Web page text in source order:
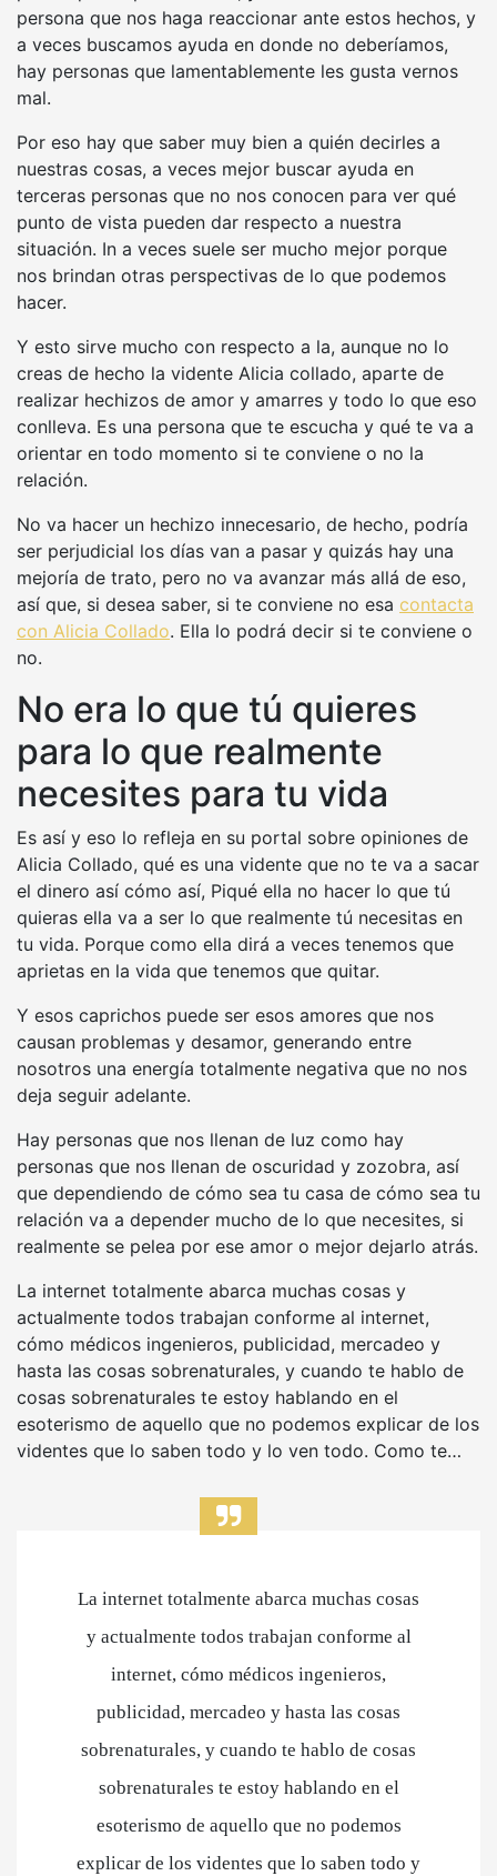
persona que nos haga reaccionar ante estos hechos, y
a veces buscamos ayuda en donde no deberíamos,
hay personas que lamentablemente les gusta vernos
mal.
Por eso hay que saber muy bien a quién decirles a
nuestras cosas, a veces mejor buscar ayuda en
terceras personas que no nos conocen para ver qué
punto de vista pueden dar respecto a nuestra
situación. In a veces suele ser mucho mejor porque
nos brindan otras perspectivas de lo que podemos
hacer.
Y esto sirve mucho con respecto a la, aunque no lo
creas de hecho la vidente Alicia collado, aparte de
realizar hechizos de amor y amarres y todo lo que eso
conlleva. Es una persona que te escucha y qué te va a
orientar en todo momento si te conviene o no la
relación.
No va hacer un hechizo innecesario, de hecho, podría
ser perjudicial los días van a pasar y quizás hay una
mejoría de trato, pero no va avanzar más allá de eso,
así que, si desea saber, si te conviene no esa contacta
con Alicia Collado. Ella lo podrá decir si te conviene o
no.
No era lo que tú quieres
para lo que realmente
necesites para tu vida
Es así y eso lo refleja en su portal sobre opiniones de
Alicia Collado, qué es una vidente que no te va a sacar
el dinero así cómo así, Piqué ella no hacer lo que tú
quieras ella va a ser lo que realmente tú necesitas en
tu vida. Porque como ella dirá a veces tenemos que
aprietas en la vida que tenemos que quitar.
Y esos caprichos puede ser esos amores que nos
causan problemas y desamor, generando entre
nosotros una energía totalmente negativa que no nos
deja seguir adelante.
Hay personas que nos llenan de luz como hay
personas que nos llenan de oscuridad y zozobra, así
que dependiendo de cómo sea tu casa de cómo sea tu
relación va a depender mucho de lo que necesites, si
realmente se pelea por ese amor o mejor dejarlo atrás.
La internet totalmente abarca muchas cosas y
actualmente todos trabajan conforme al internet,
cómo médicos ingenieros, publicidad, mercadeo y
hasta las cosas sobrenaturales, y cuando te hablo de
cosas sobrenaturales te estoy hablando en el
esoterismo de aquello que no podemos explicar de los
videntes que lo saben todo y lo ven todo. Como te…
La internet totalmente abarca muchas cosas
y actualmente todos trabajan conforme al
internet, cómo médicos ingenieros,
publicidad, mercadeo y hasta las cosas
sobrenaturales, y cuando te hablo de cosas
sobrenaturales te estoy hablando en el
esoterismo de aquello que no podemos
explicar de los videntes que lo saben todo y